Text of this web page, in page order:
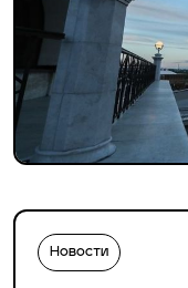
Новости